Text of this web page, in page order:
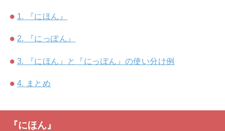
1. 『にほん』
2. 『にっぽん』
3. 『にほん』と『にっぽん』の使い分け例
4. まとめ
『にほん』